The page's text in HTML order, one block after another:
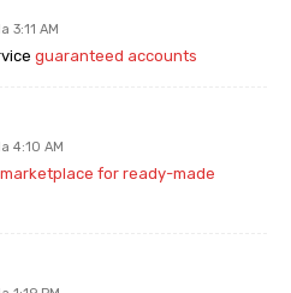
3:11 AM
guaranteed accounts
4:10 AM
marketplace for ready-made